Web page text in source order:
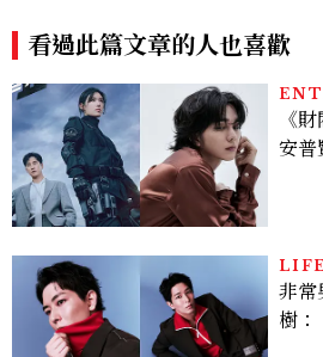
看過此篇文章的人也喜歡
《
安普
多大
非常
樹：